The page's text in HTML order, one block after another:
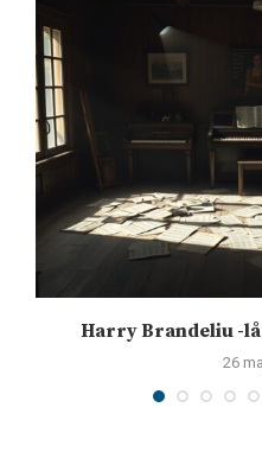
Harry Brandeliu -
26